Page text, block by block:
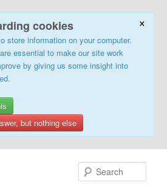
×
cookies
store information on your computer.
essential to make our site work
by giving us some insight into
but nothing else